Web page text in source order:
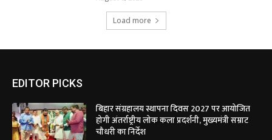
Load more
EDITOR PICKS
बिहार संग्रहालय स्थापना दिवस 2027 पर आयोजित
होगी अंतर्राष्ट्रीय लोक कला प्रदर्शनी, मुख्यमंत्री सम्राट
चौधरी का निर्देश